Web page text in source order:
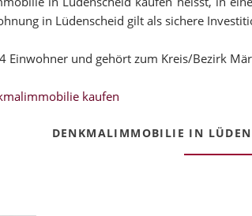
in Lüdenscheid gilt als sichere
Einwohner und gehört zum Kreis/Bezirk
kaufen
DENKMALIMMOBILIE IN